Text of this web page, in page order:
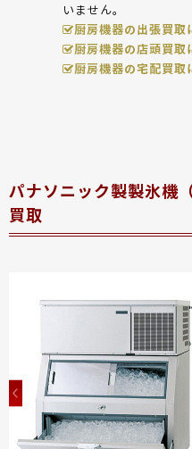
いません。
厨房機器の出張買取
厨房機器の店頭買取
厨房機器の宅配買取
パナソニック製製氷機
買取